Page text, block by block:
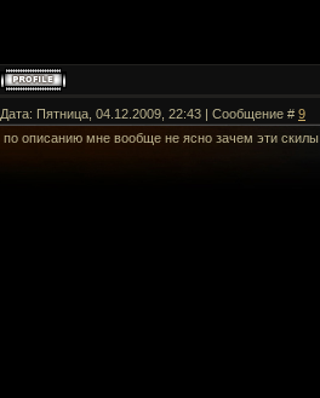
Дата: Пятница, 04.12.2009, 22:43 | Сообщение # 9
по описанию мне вообще не ясно зачем эти скилы